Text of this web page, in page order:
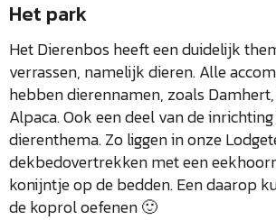
Het park
Het Dierenbos heeft een duidelijk
verrassen, namelijk dieren. Alle
hebben dierennamen, zoals
Alpaca. Ook een deel van de
dierenthema. Zo liggen in onze
dekbedovertrekken met een
konijntje op de bedden. Een daarop
de koprol oefenen 🙂